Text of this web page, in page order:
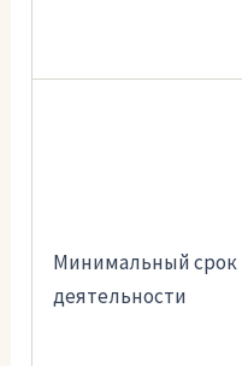
Минимальный срок
деятельности